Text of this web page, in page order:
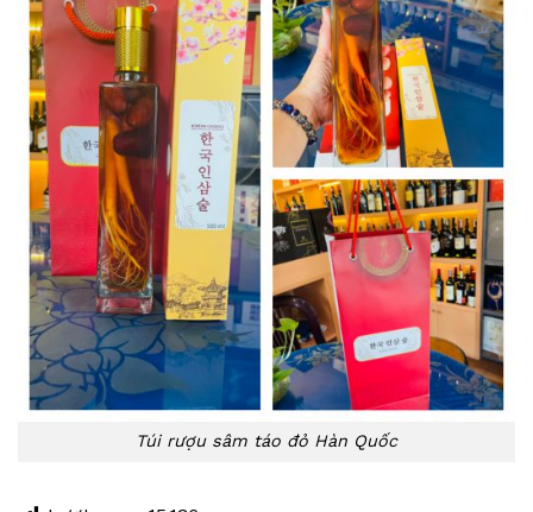
Túi rượu sâm táo đỏ Hàn Quốc